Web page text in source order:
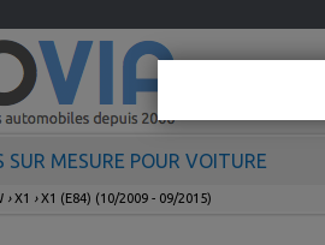
SUR MESURE POUR VOITURE
›X1 ›X1 (E84) (10/2009 - 09/2015)